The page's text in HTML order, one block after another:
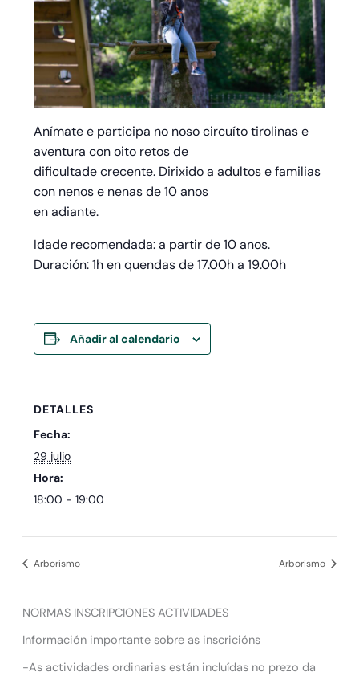
Anímate e participa no noso circuíto tirolinas e
aventura con oito retos de
dificultade crecente. Dirixido a adultos e familias
con nenos e nenas de 10 anos
en adiante.
Idade recomendada: a partir de 10 anos.
Duración: 1h en quendas de 17.00h a 19.00h
Añadir al calendario
DETALLES
Fecha:
29 julio
Hora:
18:00 - 19:00
Arborismo Arborismo
NORMAS INSCRIPCIONES ACTIVIDADES
Información importante sobre as inscricións
-As actividades ordinarias están incluídas no prezo da